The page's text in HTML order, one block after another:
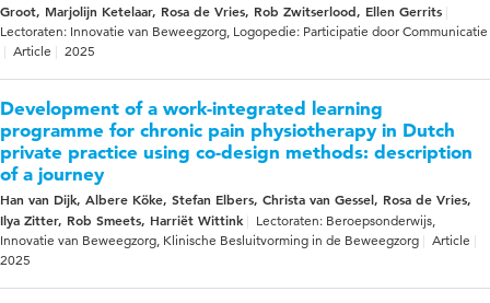
Groot, Marjolijn Ketelaar, Rosa de Vries, Rob Zwitserlood, Ellen Gerrits
Lectoraten: Innovatie van Beweegzorg, Logopedie: Participatie door Communicatie
Article
2025
Development of a work-integrated learning
programme for chronic pain physiotherapy in Dutch
private practice using co-design methods: description
of a journey
Han van Dijk, Albere Köke, Stefan Elbers, Christa van Gessel, Rosa de Vries,
Ilya Zitter, Rob Smeets, Harriët Wittink
Lectoraten: Beroepsonderwijs,
Innovatie van Beweegzorg, Klinische Besluitvorming in de Beweegzorg
Article
2025